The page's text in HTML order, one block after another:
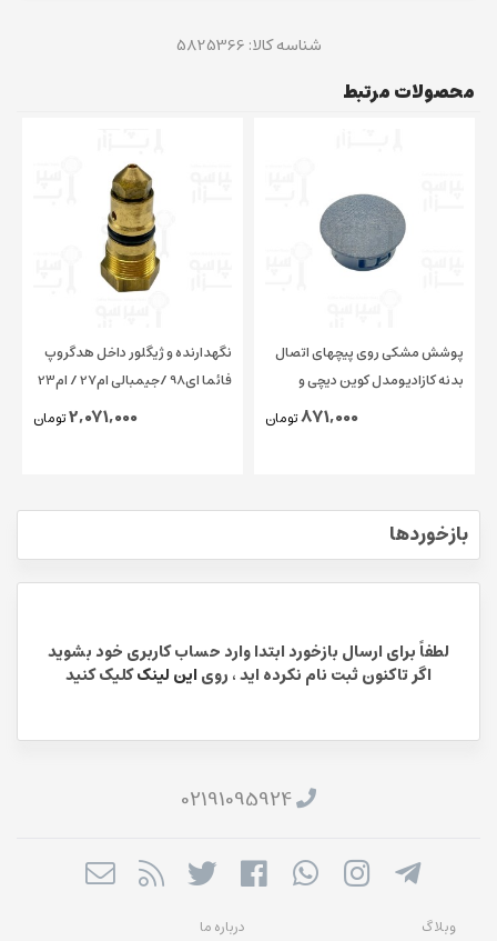
شناسه کالا: 5825366
محصولات مرتبط
پوشش مشکی روی پیچهای اتصال
بدنه کازادیومدل کوین دیچی و
چیمبالی و فائما قطر ۱۵ میلیمتر
871,000تومان
نگهدارنده و ژیگلور داخل هدگروپ
فائما ای98 /جیمبالی ام27 / ام23
2,071,000تومان
بازخوردها
لطفاً برای ارسال بازخورد ابتدا وارد حساب کاربری خود بشوید
اگر تاکنون ثبت نام نکرده اید ، روی این لینککلیک کنید
02191095924
وبلاگ درباره ما